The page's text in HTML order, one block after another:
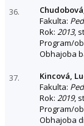
36.
Fakulta:
Rok: 2013,
Program/
Obhajoba
37.
Kincová,
Fakulta:
Rok: 2019,
Program/
Obhajoba